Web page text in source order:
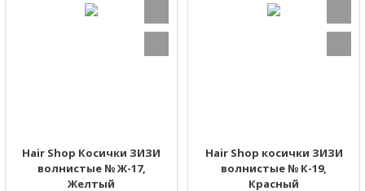
Hair Shop Косички ЗИЗИ
волнистые № Ж-17,
Желтый
Hair Shop косички ЗИЗИ
волнистые № К-19,
Красный